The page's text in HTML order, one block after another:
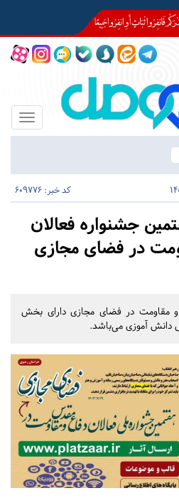
Toggle
کد خبر: 609776
جشنواره فعالان
در فضای مجازی
مقاومت در فضای مجازی دارای بخش
آموزی می‌باشد.